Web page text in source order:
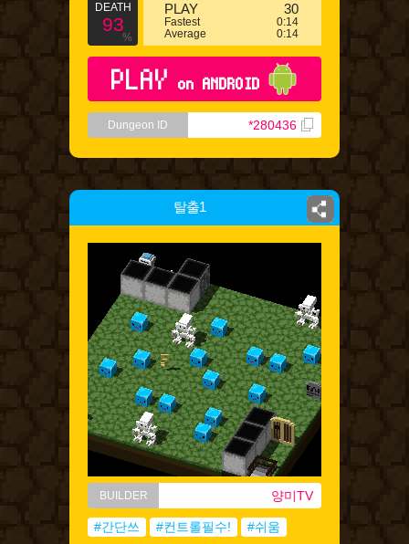
DEATH
93
%
PLAY 30
Fastest
0:14
Average
0:14
PLAY on ANDROID
Dungeon ID *280436
탈출1
BUILDER 양미TV
#간단쓰 #컨트롤필수! #쉬움